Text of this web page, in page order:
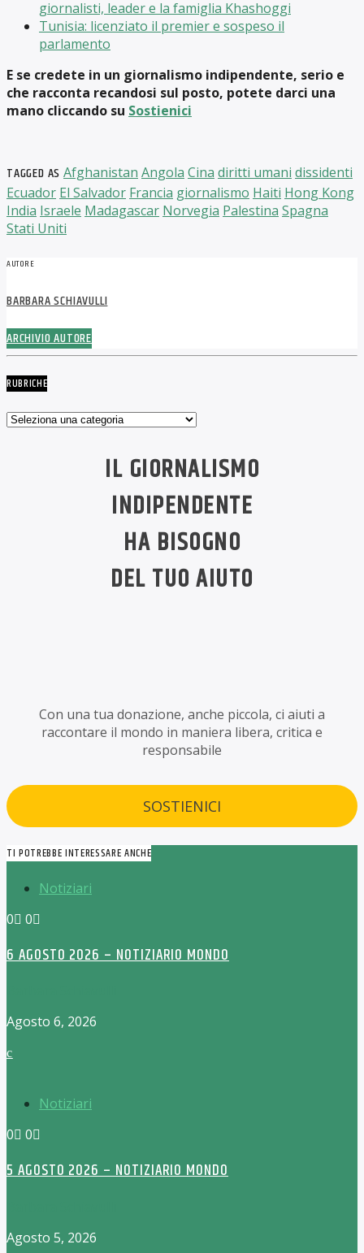
giornalisti, leader e la famiglia Khashoggi
Tunisia: licenziato il premier e sospeso il
parlamento
E se credete in un giornalismo indipendente, serio e
che racconta recandosi sul posto, potete darci una
mano cliccando su Sostienici
TAGGED AS Afghanistan Angola Cina diritti umani dissidenti
Ecuador El Salvador Francia giornalismo Haiti Hong Kong
India Israele Madagascar Norvegia Palestina Spagna
Stati Uniti
AUTORE
BARBARA SCHIAVULLI
ARCHIVIO AUTORE
RUBRICHE
Rubriche
IL GIORNALISMO
INDIPENDENTE
HA BISOGNO
DEL TUO AIUTO
Con una tua donazione, anche piccola, ci aiuti a
raccontare il mondo in maniera libera, critica e
responsabile
SOSTIENICI
TI POTREBBE INTERESSARE ANCHE
Notiziari
0
0
6 AGOSTO 2026 – NOTIZIARIO MONDO
Agosto 6, 2026
Notiziari
0
0
5 AGOSTO 2026 – NOTIZIARIO MONDO
Agosto 5, 2026